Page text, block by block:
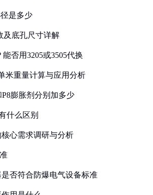
是多少
及底孔尺寸详解
否用3205或3505代换
米重量计算与应用分析
膨胀剂分别加多少
什么区别
心需求调研与分析
否符合防爆电气设备标准